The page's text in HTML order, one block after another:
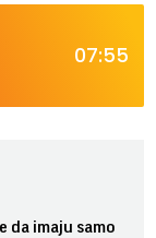
07:55
da imaju samo